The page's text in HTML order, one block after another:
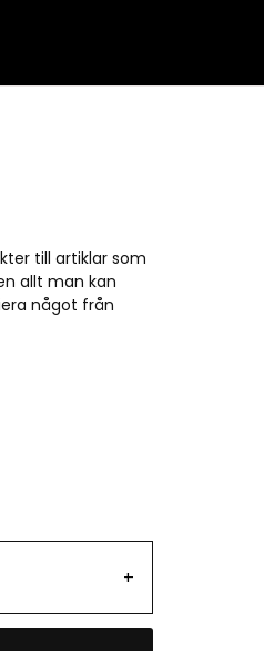
till artiklar som
allt man kan
något från
+